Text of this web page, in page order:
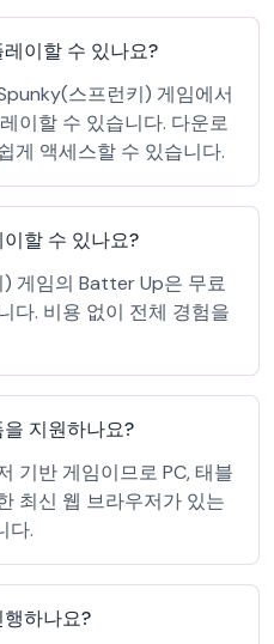
이할 수 있나요?
스프런키) 게임에서
이할 수 있습니다. 다운로
게 액세스할 수 있습니다.
할 수 있나요?
게임의 Batter Up은 무료
다. 비용 없이 전체 경험을
지원하나요?
기반 게임이므로 PC, 태블
최신 웹 브라우저가 있는
다.
하나요?